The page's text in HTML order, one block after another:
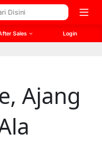
Open
Sales Login
Ajang